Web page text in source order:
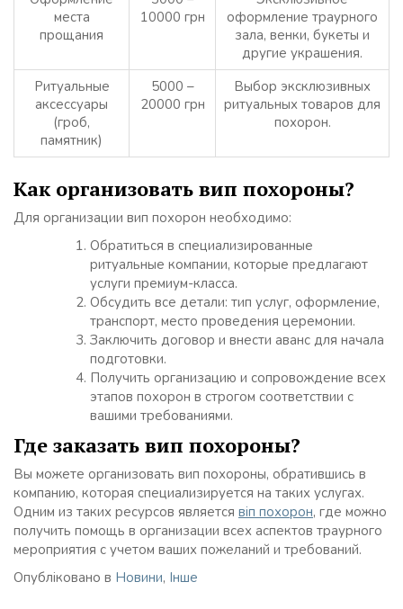
места
прощания
10000 грн
оформление траурного
зала, венки, букеты и
другие украшения.
Ритуальные
аксессуары
(гроб,
памятник)
5000 –
20000 грн
Выбор эксклюзивных
ритуальных товаров для
похорон.
Как организовать вип похороны?
Для организации вип похорон необходимо:
Обратиться в специализированные
ритуальные компании, которые предлагают
услуги премиум-класса.
Обсудить все детали: тип услуг, оформление,
транспорт, место проведения церемонии.
Заключить договор и внести аванс для начала
подготовки.
Получить организацию и сопровождение всех
этапов похорон в строгом соответствии с
вашими требованиями.
Где заказать вип похороны?
Вы можете организовать вип похороны, обратившись в
компанию, которая специализируется на таких услугах.
Одним из таких ресурсов является віп похорон, где можно
получить помощь в организации всех аспектов траурного
мероприятия с учетом ваших пожеланий и требований.
Опубліковано в Новини, Інше